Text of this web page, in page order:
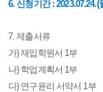
6. 신청기간 : 2023.07.24.(
7. 제출서류
가) 재입학원서 1부
나) 학업계획서 1부
다) 연구윤리 서약서 1부